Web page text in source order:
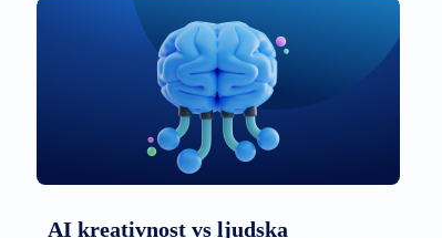
AI kreativnost vs ljudska